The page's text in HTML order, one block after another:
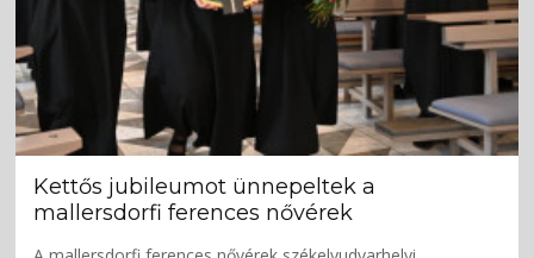
Kettős jubileumot ünnepeltek a
mallersdorfi ferences nővérek